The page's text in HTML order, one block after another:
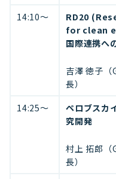
14:10〜
RD20
for clean
国際連携へ
吉澤 徳子（
長）
14:25〜
ペロブスカ
究開発
村上 拓郎（
長）